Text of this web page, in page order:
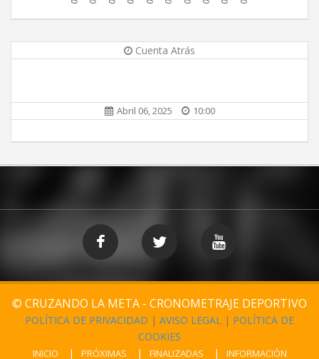
Cuenta Atrás
Abril 06, 2025 10:00
© CRUZANDO LA META - CRONOMETRAJE DEPORTIVO
POLÍTICA DE PRIVACIDAD | AVISO LEGAL | POLÍTICA DE
COOKIES
INICIO PRÓXIMAS FINALIZADAS INFORMACIÓN